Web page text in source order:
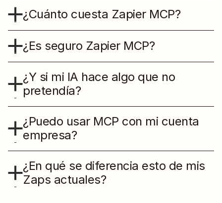
¿Cuánto cuesta Zapier MCP?
¿Es seguro Zapier MCP?
¿Y si mi IA hace algo que no
pretendía?
¿Puedo usar MCP con mi cuenta
empresa?
¿En qué se diferencia esto de mis
Zaps actuales?